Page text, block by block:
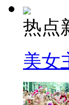
热点
美女